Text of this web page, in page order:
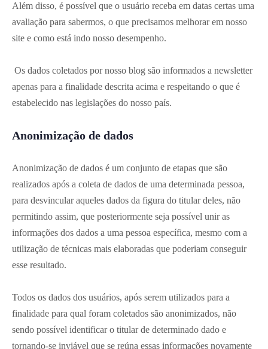
Além disso, é possível que o usuário receba em datas certas uma
avaliação para sabermos, o que precisamos melhorar em nosso
site e como está indo nosso desempenho.
Os dados coletados por nosso blog são informados a newsletter
apenas para a finalidade descrita acima e respeitando o que é
estabelecido nas legislações do nosso país.
Anonimização de dados
Anonimização de dados é um conjunto de etapas que são
realizados após a coleta de dados de uma determinada pessoa,
para desvincular aqueles dados da figura do titular deles, não
permitindo assim, que posteriormente seja possível unir as
informações dos dados a uma pessoa específica, mesmo com a
utilização de técnicas mais elaboradas que poderiam conseguir
esse resultado.
Todos os dados dos usuários, após serem utilizados para a
finalidade para qual foram coletados são anonimizados, não
sendo possível identificar o titular de determinado dado e
tornando-se inviável que se reúna essas informações novamente